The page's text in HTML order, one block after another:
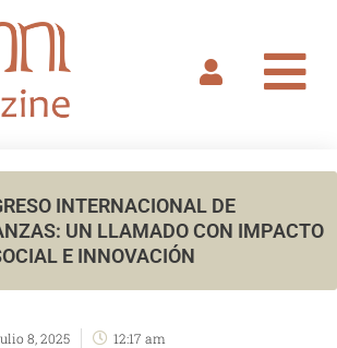
INTERNACIONAL DE
UN LLAMADO CON IMPACTO
E INNOVACIÓN
8, 2025 12:17 am